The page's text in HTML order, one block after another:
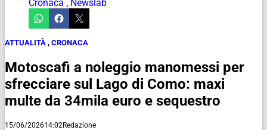
Cronaca , Newslab
ATTUALITÀ , CRONACA
Motoscafi a noleggio manomessi per
sfrecciare sul Lago di Como: maxi
multe da 34mila euro e sequestro
15/06/202614:02Redazione